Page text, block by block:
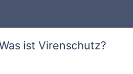
ist Virenschutz?